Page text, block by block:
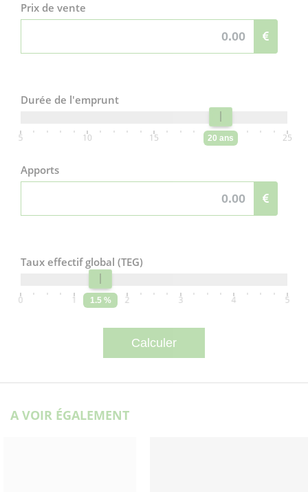
Prix de vente
Durée de l'emprunt
20 ans
5 10 15 20 25
Apports
Taux effectif global (TEG)
1.5 %
0 1 2 3 4 5
A VOIR ÉGALEMENT